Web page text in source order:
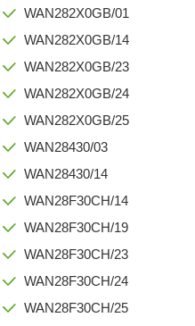
WAN282X0GB/01
WAN282X0GB/14
WAN282X0GB/23
WAN282X0GB/24
WAN282X0GB/25
WAN28430/03
WAN28430/14
WAN28F30CH/14
WAN28F30CH/19
WAN28F30CH/23
WAN28F30CH/24
WAN28F30CH/25